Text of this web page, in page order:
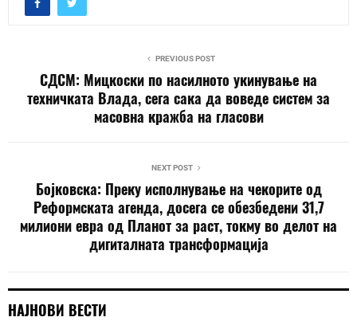
PREVIOUS POST
СДСМ: Мицкоски по насилното укинување на
техничката Влада, сега сака да воведе систем за
масовна кражба на гласови
NEXT POST
Бојковска: Преку исполнување на чекорите од
Реформската агенда, досега се обезбедени 31,7
милиони евра од Планот за раст, токму во делот на
дигиталната трансформација
НАЈНОВИ ВЕСТИ